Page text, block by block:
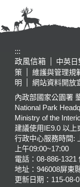
:::
政風信箱
中英
策
維護與管理規
明
網站資料開放
內政部國家公園署
National Park
Ministry of the
建議使用IE9.0 以
行政中心服務時間:
上午09:00~17:00
電話：08-886-1321
地址：946008屏東
更新日期： 115-08-